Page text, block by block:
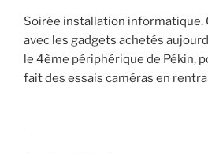
Soirée installation informatique.
avec les gadgets achetés
le 4ème périphérique de Pékin,
fait des essais caméras en